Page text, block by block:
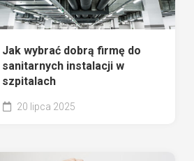
Jak wybrać dobrą firmę do
sanitarnych instalacji w
szpitalach
20 lipca 2025